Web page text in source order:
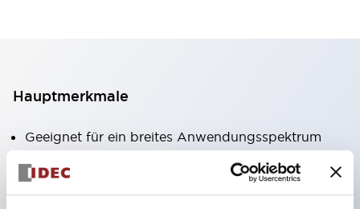
Hauptmerkmale
Geeignet für ein breites Anwendungsspektrum
von der Konsumelektronik bis zum FA-Bereich
LED-Beleuchtungseinheit mit integriertem